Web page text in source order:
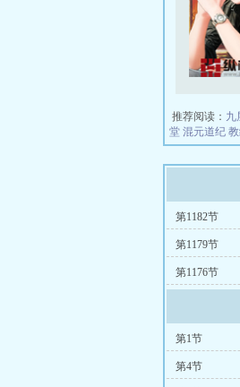
推荐阅读： 九
堂 混元道纪
第1182节
第1179节
第1176节
第1节
第4节